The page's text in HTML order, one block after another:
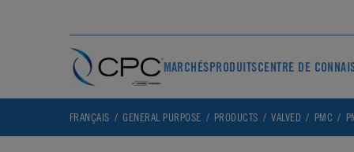
MARCHÉSPRODUITSCENTRE DE
FRANÇAIS GENERAL PURPOSE PRODUCTS VALVED PMC